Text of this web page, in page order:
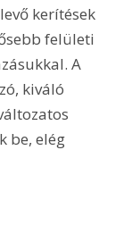
kerítések
felületi
A
kiváló
be, elég